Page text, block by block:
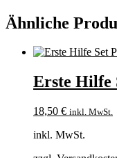
Ähnliche
Erste Hilfe
18,50 € inkl. MwSt.
inkl. MwSt.